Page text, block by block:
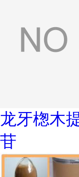
龙牙楤木
苷